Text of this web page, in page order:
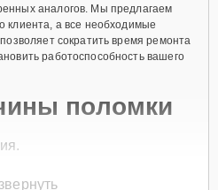
аналогов. Мы предлагаем
клиента, а все необходимые
сократить время ремонта
работоспособность вашего
поломки